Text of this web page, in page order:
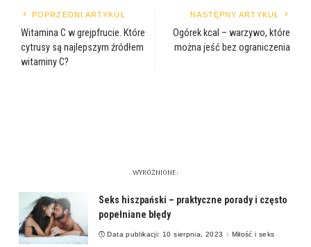
POPRZEDNI ARTYKUŁ
Witamina C w grejpfrucie. Które
cytrusy są najlepszym źródłem
witaminy C?
NASTĘPNY ARTYKUŁ
Ogórek kcal – warzywo, które
można jeść bez ograniczenia
WYRÓŻNIONE:
Seks hiszpański – praktyczne porady i często
popełniane błędy
Data publikacji: 10 sierpnia, 2023 Miłość i seks